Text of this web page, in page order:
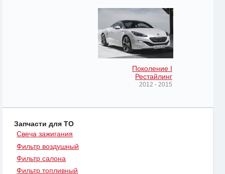
Поколение I
Рестайлинг
2012 - 2015
Запчасти для ТО
Свеча зажигания
Фильтр воздушный
Фильтр салона
Фильтр топливный